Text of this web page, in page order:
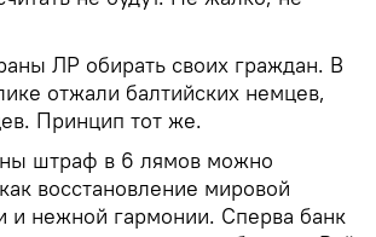
ЛР обирать своих граждан. В
отжали балтийских немцев,
Принцип тот же.
штраф в 6 лямов можно
восстановление мировой
и нежной гармонии. Сперва банк